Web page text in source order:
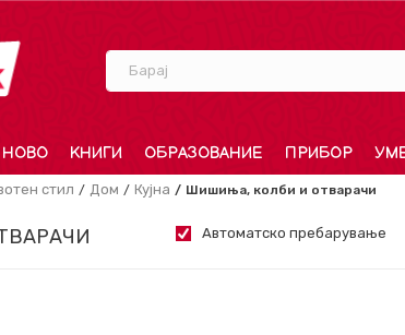
Барај
НОВО КНИГИ ОБРАЗОВАНИЕ ПРИБОР
стил Дом Кујна Шишиња, колби и отварачи
Автоматско пребарување